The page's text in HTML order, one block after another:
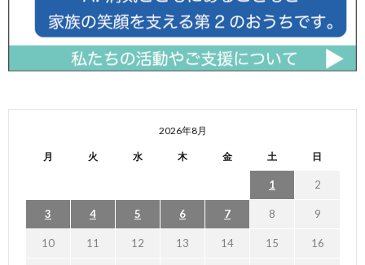
2026年8月
月 火 水 木 金 土 日
1 2
3 4 5 6 7 8 9
10 11 12 13 14 15 16